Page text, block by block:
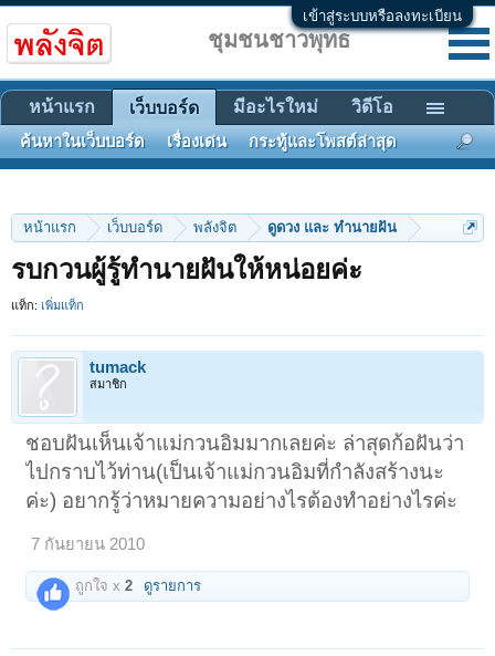
เข้าสู่ระบบหรือลงทะเบียน
หน้าแรก เว็บบอร์ด พลังจิต ดูดวง และ ทำนายฝัน
รบกวนผู้รู้ทำนายฝันให้หน่อยค่ะ
แท็ก: เพิ่มแท็ก
tumack
สมาชิก
ชอบฝันเห็นเจ้าแม่กวนอิมมากเลยค่ะ ล่าสุดก้อฝันว่า
ไปกราบไว้ท่าน(เป็นเจ้าแม่กวนอิมที่กำลังสร้างนะ
ค่ะ) อยากรู้ว่าหมายความอย่างไรต้องทำอย่างไรค่ะ
7 กันยายน 2010
ถูกใจ x2 ดูรายการ
ชุมชนชาวพุทธ
หน้าแรก เว็บบอร์ด
ค้นหาในเว็บบอร์ด เรื่องเด่น กระทู้และโพสต์ล่าสุด
มีอะไรใหม่ วิดีโอ